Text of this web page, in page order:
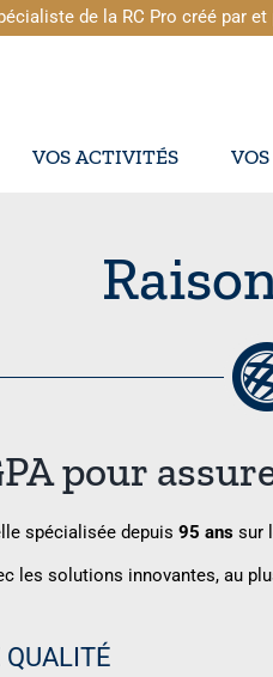
de la RC Pro créé par
VOS ACTIVITÉS
pour
spécialisée depuis 95 ans sur
les solutions innovantes, au